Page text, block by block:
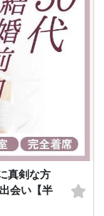
真剣な方
会い【半